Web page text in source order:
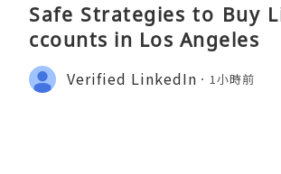
Safe Strategies to Buy
ccounts in Los Angeles
Verified LinkedIn 1小時前